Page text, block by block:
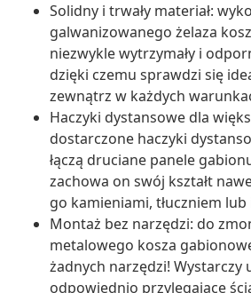
Solidny i trwały materiał:
galwanizowanego żelaza
niezwykle wytrzymały i
dzięki czemu sprawdzi się
zewnątrz w każdych
Haczyki dystansowe dla
dostarczone haczyki
łączą druciane panele
zachowa on swój kształt
go kamieniami, tłuczniem
Montaż bez narzędzi: do
metalowego kosza
żadnych narzędzi! Wystarczy
odpowiednio przylegające